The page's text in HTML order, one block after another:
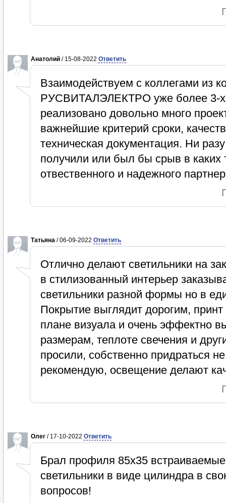
Анатолий / 15-08-2022 Ответить
Взаимодействуем с коллегами из
РУСВИТАЛЭЛЕКТРО уже более 3-х
реализовано довольно много
важнейшие критерий сроки,
техническая документация. Ни
получили или был бы срыв в каких
отвественного и надежного
Татьяна / 06-09-2022 Ответить
Отлично делают светильники на
в стилизованный интерьер
светильники разной формы но в
Покрытие выглядит дорогим,
плане визуала и очень эффектно
размерам, теплоте свечения и
просили, собственно придраться
рекомендую, освещение делают
Олег / 17-10-2022 Ответить
Брал профиля 85x35
светильники в виде цилиндра в
вопросов!